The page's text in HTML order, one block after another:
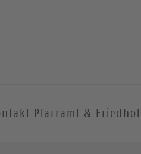
Pfarramt & Friedhof